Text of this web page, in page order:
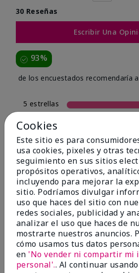
30 Reseñas
Escribir Una
93%
de los encuestados recomendaría
5 estrellas
4 estrellas
3 estrellas
2 estrellas
1 estrella
Tipo De Piel
Filtrar
reseñas
por
Tipo
de
piel
Cookies
Este sitio es para
usa cookies, pixeles y otras
seguimiento en sus sitios
propósitos operativos,
incluyendo para mejorar la
sitio. Podríamos divulgar
uso que haces del sitio con
redes sociales, publicidad y
analizar el uso que haces de
mostrarte nuestros anuncios.
cómo usamos tus datos
en 'No vender ni compartir mi
personal'.. Al continuar